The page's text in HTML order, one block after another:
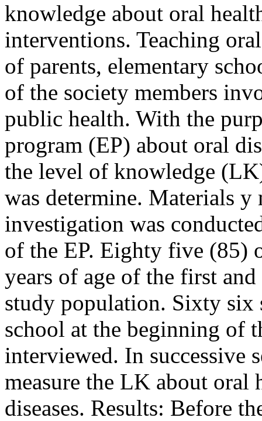
knowledge about oral
interventions. Teaching
of parents, elementary
of the society members
public health. With the
program (EP) about oral
the level of knowledge
was determine. Materials y
investigation was
of the EP. Eighty five (85)
years of age of the first
study population. Sixty six
school at the beginning of
interviewed. In successive
measure the LK about oral
diseases. Results: Before